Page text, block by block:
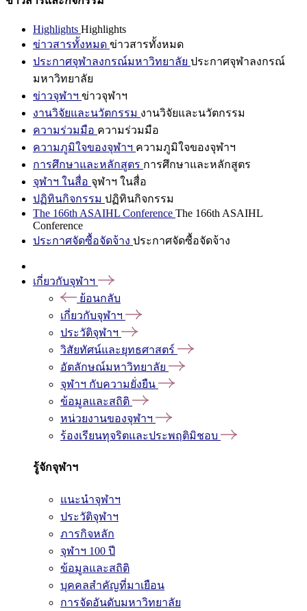
Highlights Highlights
ข่าวสารทั้งหมด ข่าวสารทั้งหมด
ประกาศจุฬาลงกรณ์มหาวิทยาลัย ประกาศจุฬาลงกรณ์
มหาวิทยาลัย
ข่าวจุฬาฯ ข่าวจุฬาฯ
งานวิจัยและนวัตกรรม งานวิจัยและนวัตกรรม
ความร่วมมือ ความร่วมมือ
ความภูมิใจของจุฬาฯ ความภูมิใจของจุฬาฯ
การศึกษาและหลักสูตร การศึกษาและหลักสูตร
จุฬาฯ ในสื่อ จุฬาฯ ในสื่อ
ปฏิทินกิจกรรม ปฏิทินกิจกรรม
The 166th ASAIHL Conference The 166th ASAIHL
Conference
ประกาศจัดซื้อจัดจ้าง ประกาศจัดซื้อจัดจ้าง
เกี่ยวกับจุฬาฯ
ย้อนกลับ
เกี่ยวกับจุฬาฯ
ประวัติจุฬาฯ
วิสัยทัศน์และยุทธศาสตร์
อัตลักษณ์มหาวิทยาลัย
จุฬาฯ กับความยั่งยืน
ข้อมูลและสถิติ
หน่วยงานของจุฬาฯ
ร้องเรียนทุจริตและประพฤติมิชอบ
รู้จักจุฬาฯ
แนะนำจุฬาฯ
ประวัติจุฬาฯ
ภารกิจหลัก
จุฬาฯ 100 ปี
ข้อมูลและสถิติ
บุคคลสำคัญที่มาเยือน
การจัดอันดับมหาวิทยาลัย